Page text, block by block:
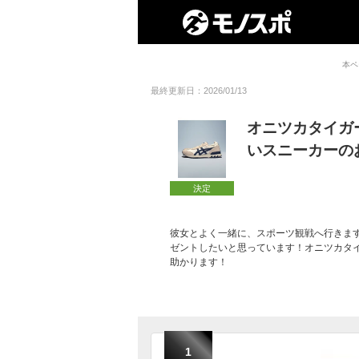
本
最終更新日：2026/01/13
決定
オニツカタイ
いスニーカーの
彼女とよく一緒に、スポーツ観戦へ行きま
ゼントしたいと思っています！オニツカタ
助かります！
1